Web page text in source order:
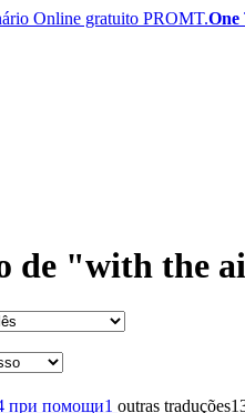
PROMT.One
de "with the
при помощи1 outras traduções